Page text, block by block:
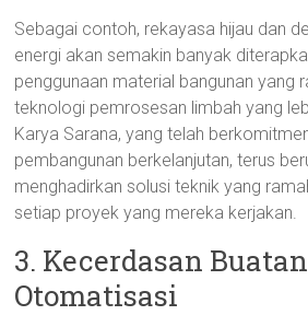
Sebagai contoh, rekayasa hijau dan
energi akan semakin banyak
penggunaan material bangunan yang
teknologi pemrosesan limbah yang
Karya Sarana, yang telah
pembangunan berkelanjutan, terus
menghadirkan solusi teknik yang
setiap proyek yang mereka kerjakan.
3. Kecerdasan
Otomatisasi